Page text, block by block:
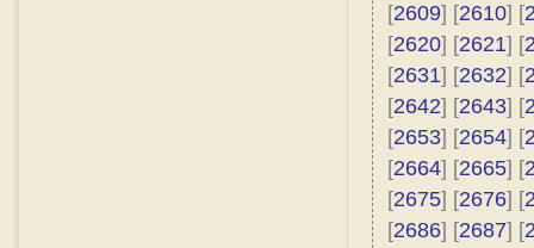
[2609] [2610] [
[2620] [2621] [
[2631] [2632] [
[2642] [2643] [
[2653] [2654] [
[2664] [2665] [
[2675] [2676] [
[2686] [2687] [